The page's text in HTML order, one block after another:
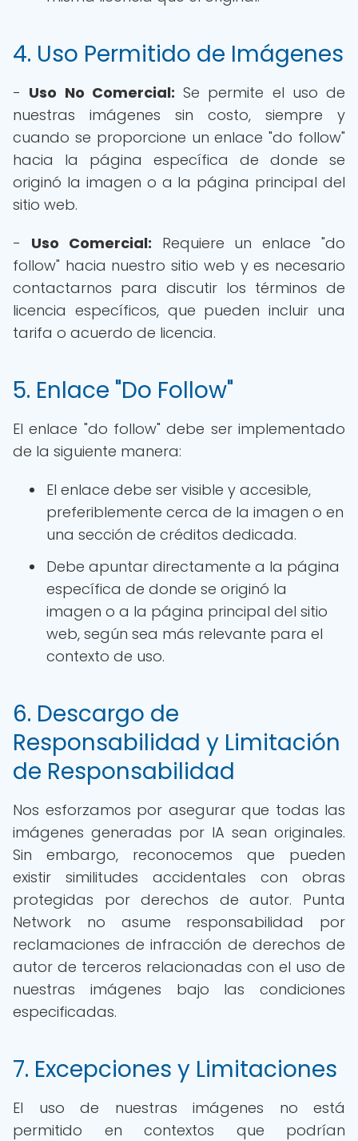
4. Uso Permitido de Imágenes
- Uso No Comercial: Se permite el uso de
nuestras imágenes sin costo, siempre y
cuando se proporcione un enlace "do follow"
hacia la página específica de donde se
originó la imagen o a la página principal del
sitio web.
- Uso Comercial: Requiere un enlace "do
follow" hacia nuestro sitio web y es necesario
contactarnos para discutir los términos de
licencia específicos, que pueden incluir una
tarifa o acuerdo de licencia.
5. Enlace "Do Follow"
El enlace "do follow" debe ser implementado
de la siguiente manera:
El enlace debe ser visible y accesible,
preferiblemente cerca de la imagen o en
una sección de créditos dedicada.
Debe apuntar directamente a la página
específica de donde se originó la
imagen o a la página principal del sitio
web, según sea más relevante para el
contexto de uso.
6. Descargo de
Responsabilidad y Limitación
de Responsabilidad
Nos esforzamos por asegurar que todas las
imágenes generadas por IA sean originales.
Sin embargo, reconocemos que pueden
existir similitudes accidentales con obras
protegidas por derechos de autor. Punta
Network no asume responsabilidad por
reclamaciones de infracción de derechos de
autor de terceros relacionadas con el uso de
nuestras imágenes bajo las condiciones
especificadas.
7. Excepciones y Limitaciones
El uso de nuestras imágenes no está
permitido en contextos que podrían